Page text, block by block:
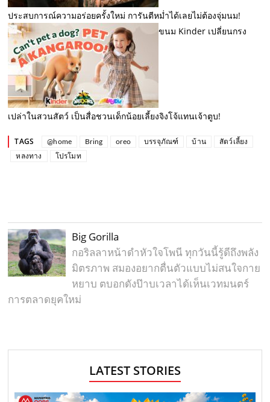
ประสบการณ์ความอร่อยครั้งใหม่ การันตีหม่ำได้เลยไม่ต้องจุ่มนม!
ขนม Kinder เปลี่ยนกรง
เปล่าในสวนสัตว์ เป็นสื่อชวนเด็กน้อยเลี้ยงจิงโจ้แทนเจ้าตูบ!
TAGS @home Bring oreo บรรจุภัณฑ์ บ้าน
สัตว์เลี้ยง
หลงทาง
โปรโมท
Big Gorilla
กอริลลาหน้าดำหัวใจโพนี ทุกวันนี้รู้ดีถึงพลัง
มิตรภาพ สมองอยากตื่นตัวแบบไม่สนใจกาย
หยาบ ตบอกดังป๊าบเวลาได้เห็นเวทมนตร์
การตลาดยุคใหม่
LATEST STORIES